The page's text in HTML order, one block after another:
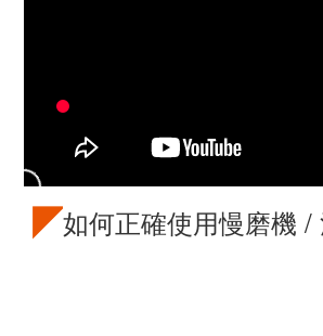
◤如何正確使用慢磨機 /